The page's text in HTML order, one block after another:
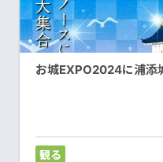
お城EXPO2024に浦添
観る